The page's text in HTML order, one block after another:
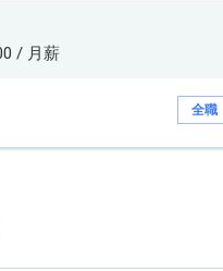
/ 月薪
全職